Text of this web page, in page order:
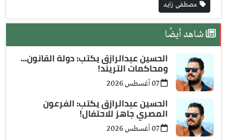
مصطفى زايد
شاهد أيضًا
الحسين عبدالرازق يكتب: دولة القانون...
ومحاكمات التريند!
07 أغسطس 2026
الحسين عبدالرازق يكتب: الفرعون
المصري جاهز للاحتفال!
07 أغسطس 2026